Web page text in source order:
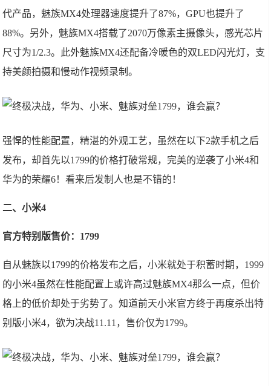
代产品，魅族MX4处理器速度提升了87%，GPU也提升了
88%。另外，魅族MX4搭载了2070万像素主摄像头，感光芯片
尺寸为1/2.3。此外魅族MX4还配备冷暖色的双LED闪光灯，支
持美颜拍摄和慢动作视频录制。
强悍的性能配置，精湛的外观工艺，虽然在以下2款手机之后
发布，却首先以1799的价格打破常规，完美的逆袭了小米4和
华为的荣耀6！看来后发制人也是不错的！
二、小米4
官方特别版售价：1799
自从魅族以1799的价格发布之后，小米就处于积蓄时期，1999
的小米4虽然在性能配置上或许高过魅族MX4那么一点，但价
格上的低价却处于劣势了。知道前天小米官方终于再度杀出特
别版小米4，欲为决战11.11，售价仅为1799。